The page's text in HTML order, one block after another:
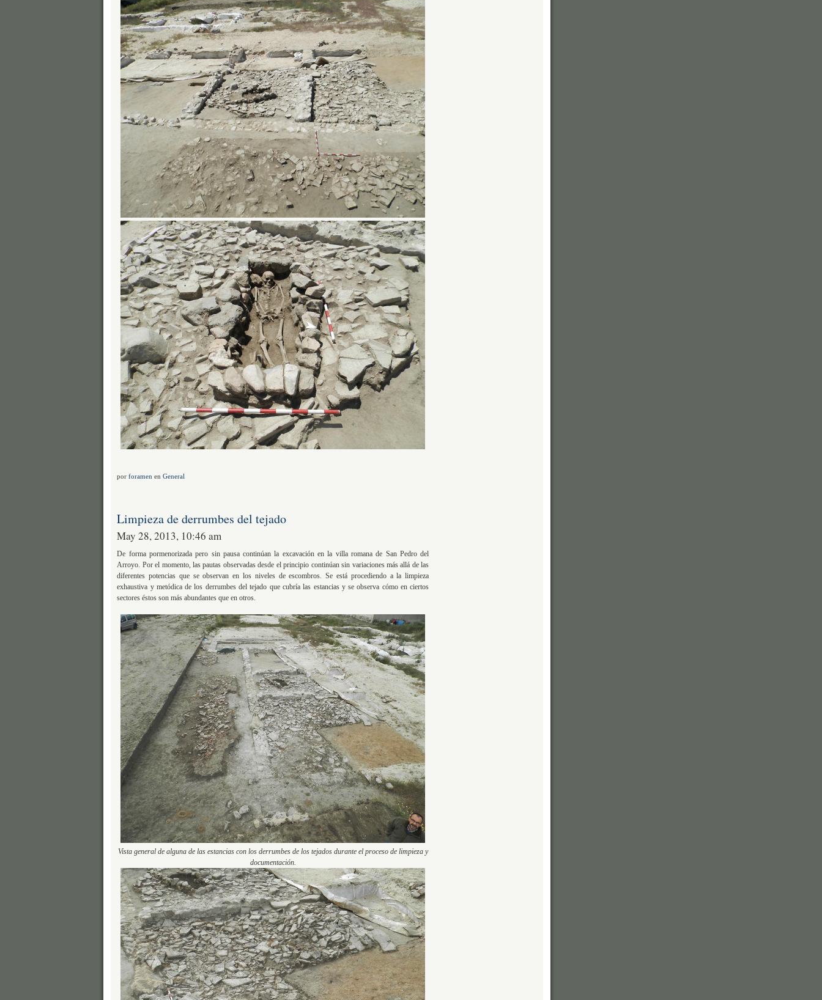
porforamen enGeneral
Limpieza de derrumbes del tejado
May 28, 2013, 10:46 am
De forma pormenorizada pero sin pausa continúan la excavación en la villa romana de San Pedro del
Arroyo. Por el momento, las pautas observadas desde el principio continúan sin variaciones más allá de las
diferentes potencias que se observan en los niveles de escombros. Se está procediendo a la limpieza
exhaustiva y metódica de los derrumbes del tejado que cubría las estancias y se observa cómo en ciertos
sectores éstos son más abundantes que en otros.
Vista general de alguna de las estancias con los derrumbes de los tejados durante el proceso de limpieza y
documentación.